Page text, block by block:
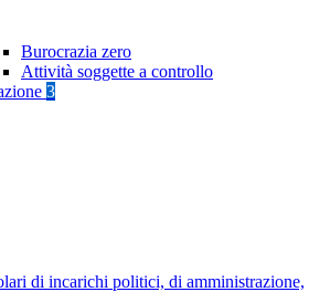
Burocrazia zero
Attività soggette a controllo
3
di incarichi politici, di amministrazione,